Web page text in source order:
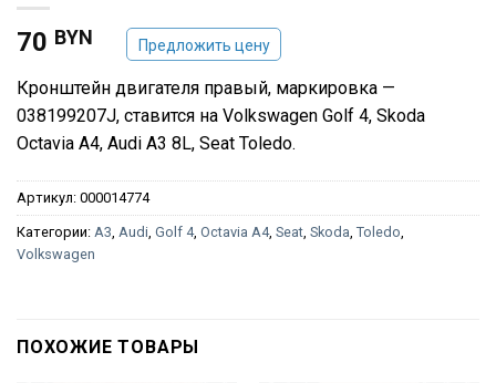
70 BYN Предложить цену
Кронштейн двигателя правый, маркировка —
038199207J, ставится на Volkswagen Golf 4, Skoda
Octavia A4, Audi A3 8L, Seat Toledo.
Артикул: 000014774
Категории: A3, Audi, Golf 4, Octavia A4, Seat, Skoda, Toledo,
Volkswagen
ПОХОЖИЕ ТОВАРЫ